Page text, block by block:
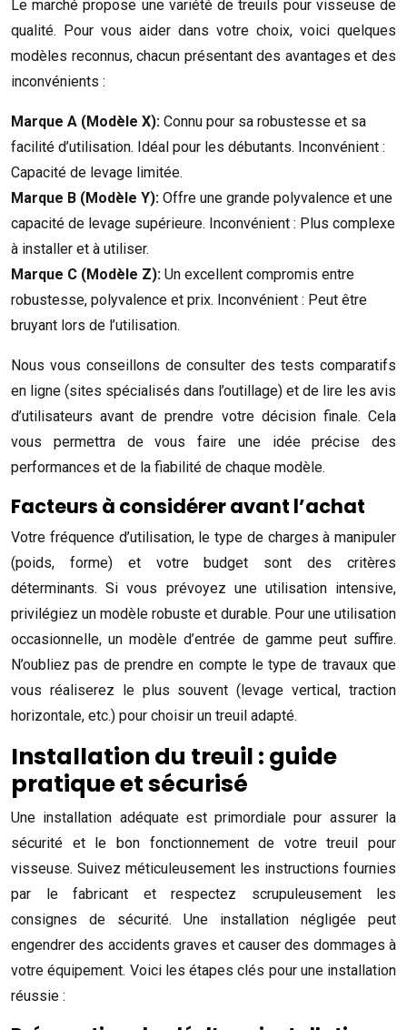
Le marché propose une variété de treuils pour visseuse de
qualité. Pour vous aider dans votre choix, voici quelques
modèles reconnus, chacun présentant des avantages et des
inconvénients :
Marque A (Modèle X): Connu pour sa robustesse et sa
facilité d’utilisation. Idéal pour les débutants. Inconvénient :
Capacité de levage limitée.
Marque B (Modèle Y): Offre une grande polyvalence et une
capacité de levage supérieure. Inconvénient : Plus complexe
à installer et à utiliser.
Marque C (Modèle Z): Un excellent compromis entre
robustesse, polyvalence et prix. Inconvénient : Peut être
bruyant lors de l’utilisation.
Nous vous conseillons de consulter des tests comparatifs
en ligne (sites spécialisés dans l’outillage) et de lire les avis
d’utilisateurs avant de prendre votre décision finale. Cela
vous permettra de vous faire une idée précise des
performances et de la fiabilité de chaque modèle.
Facteurs à considérer avant l’achat
Votre fréquence d’utilisation, le type de charges à manipuler
(poids, forme) et votre budget sont des critères
déterminants. Si vous prévoyez une utilisation intensive,
privilégiez un modèle robuste et durable. Pour une utilisation
occasionnelle, un modèle d’entrée de gamme peut suffire.
N’oubliez pas de prendre en compte le type de travaux que
vous réaliserez le plus souvent (levage vertical, traction
horizontale, etc.) pour choisir un treuil adapté.
Installation du treuil : guide
pratique et sécurisé
Une installation adéquate est primordiale pour assurer la
sécurité et le bon fonctionnement de votre treuil pour
visseuse. Suivez méticuleusement les instructions fournies
par le fabricant et respectez scrupuleusement les
consignes de sécurité. Une installation négligée peut
engendrer des accidents graves et causer des dommages à
votre équipement. Voici les étapes clés pour une installation
réussie :